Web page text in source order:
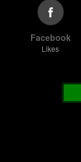
Facebook
Likes